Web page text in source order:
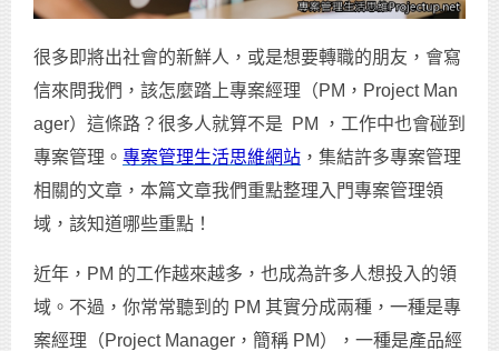
很多即將出社會的新鮮人，或是想要轉職的朋友，會寫
信來問我們，該怎麼踏上專案經理（PM，Project Man
ager）這條路？很多人就算不是 PM ，工作中也會碰到
專案管理。 專案管理生活思維網站 ，集結許多專案管理
相關的文章，本篇文章我們重點整理入門專案管理領
域，該知道哪些重點！
近年，PM 的工作越來越多，也成為許多人想投入的領
域。不過，你常常聽到的 PM 其實分成兩種，一種是專
案經理（Project Manager，簡稱 PM），一種是產品經